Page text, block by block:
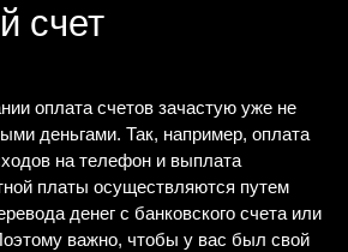
счет
оплата счетов зачастую уже не
деньгами. Так, например, оплата
на телефон и выплата
платы осуществляются путем
денег с банковского счета или
важно, чтобы у вас был свой